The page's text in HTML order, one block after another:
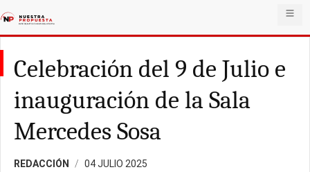
Celebración del 9 de Julio e
inauguración de la Sala
Mercedes Sosa
REDACCIÓN 04 JULIO 2025